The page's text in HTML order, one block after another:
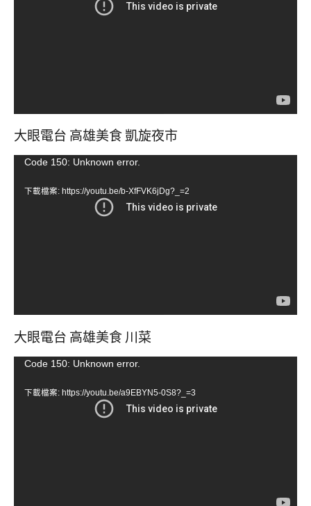
大眼電台 高雄美食 凱旋夜市
視Code 150: Unknown error.
下載檔案: https://youtu.be/b-XfFVK6jDg?_=2
大眼電台 高雄美食 川菜
視Code 150: Unknown error.
下載檔案: https://youtu.be/a9EBYN5-0S8?_=3